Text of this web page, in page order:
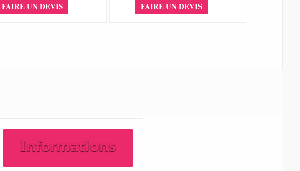
FAIRE UN DEVIS FAIRE UN DEVIS
Informations